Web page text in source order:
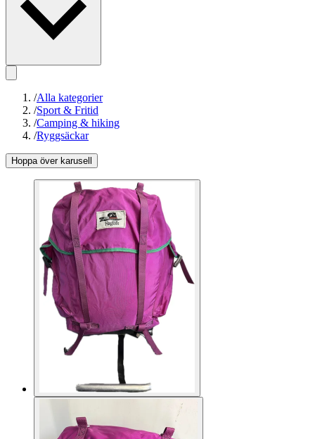
/Alla kategorier
/Sport & Fritid
/Camping & hiking
/Ryggsäckar
Hoppa över karusell